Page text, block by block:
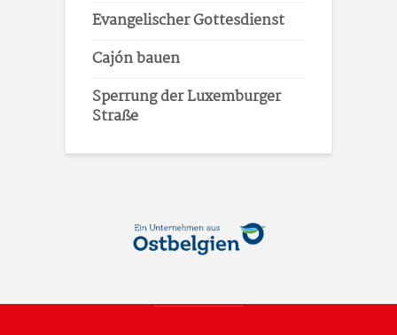
Evangelischer Gottesdienst
Cajón bauen
Sperrung der Luxemburger
Straße